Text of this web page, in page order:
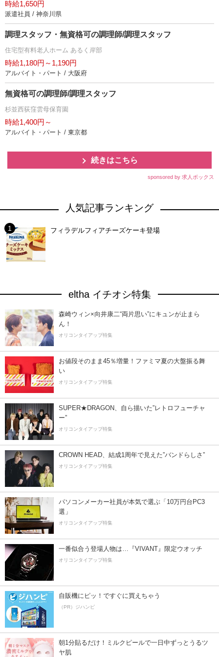
時給1,650円
派遣社員 / 神奈川県
調理スタッフ・無資格可の調理師/調理スタッフ
住宅型有料老人ホーム あるく岸部
時給1,180円～1,190円
アルバイト・パート / 大阪府
無資格可の調理師/調理スタッフ
杉並西荻窪雲母保育園
時給1,400円～
アルバイト・パート / 東京都
続きはこちら
sponsored by 求人ボックス
人気記事ランキング
フィラデルフィアチーズケーキ登場
eltha イチオシ特集
森崎ウィン×向井康二“両片思い”にキュンが止まら
ん！
オリコンタイアップ特集
お値段そのまま45％増量！ファミマ夏の大盤振る舞
い
オリコンタイアップ特集
SUPER★DRAGON、自ら描いた”レトロフューチャ
ー”
オリコンタイアップ特集
CROWN HEAD、結成1周年で見えた”バンドらしさ”
オリコンタイアップ特集
パソコンメーカー社員が本気で選ぶ「10万円台PC3
選」
オリコンタイアップ特集
一番似合う登場人物は…『VIVANT』限定ウオッチ
オリコンタイアップ特集
自販機にピッ！ですぐに買えちゃう
（PR）ジハンピ
朝1分貼るだけ！ミルクピールで一日中ずっとうるツ
ヤ肌